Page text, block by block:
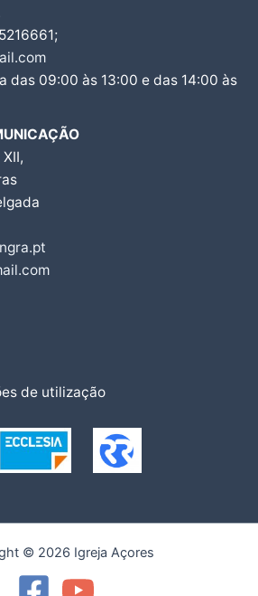
das 09:00 às 13:00 e das 14:00 às
de utilização
© 2026 Igreja Açores